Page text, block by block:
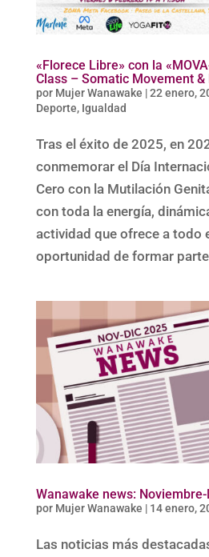
«Florece Libre» con la
Class – Somatic Movement &
por Mujer Wanawake |22 enero,
Deporte, Igualdad
Tras el éxito de 2025, en
conmemorar el Día
Cero con la Mutilación
con toda la energía,
actividad que ofrece a todo
oportunidad de formar
Wanawake news:
por Mujer Wanawake | 14 enero,
Las noticias más